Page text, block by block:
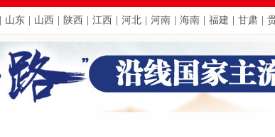
山东 山西 陕西 江西 河北 河南 海南 福建 甘肃